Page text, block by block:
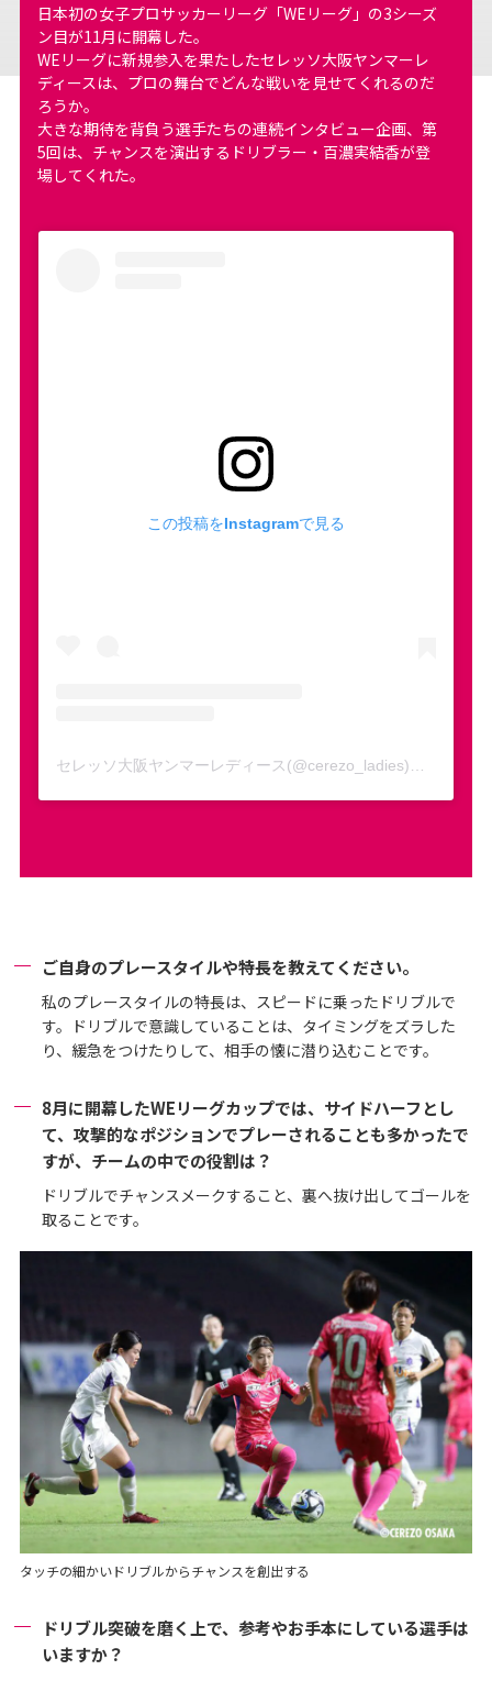
日本初の女子プロサッカーリーグ「WEリーグ」の3シーズ
ン目が11月に開幕した。
WEリーグに新規参入を果たしたセレッソ大阪ヤンマーレ
ディースは、プロの舞台でどんな戦いを見せてくれるのだ
ろうか。
大きな期待を背負う選手たちの連続インタビュー企画、第
5回は、チャンスを演出するドリブラー・百濃実結香が登
場してくれた。
この投稿をInstagramで見る
セレッソ大阪ヤンマーレディース(@cerezo_ladies)がシェアした投稿
ご自身のプレースタイルや特長を教えてください。
私のプレースタイルの特長は、スピードに乗ったドリブルで
す。ドリブルで意識していることは、タイミングをズラした
り、緩急をつけたりして、相手の懐に潜り込むことです。
8月に開幕したWEリーグカップでは、サイドハーフとし
て、攻撃的なポジションでプレーされることも多かったで
すが、チームの中での役割は？
ドリブルでチャンスメークすること、裏へ抜け出してゴールを
取ることです。
タッチの細かいドリブルからチャンスを創出する
ドリブル突破を磨く上で、参考やお手本にしている選手は
いますか？